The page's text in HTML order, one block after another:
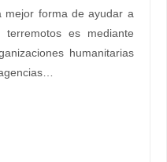
mejor forma de ayudar a
terremotos es mediante
humanitarias